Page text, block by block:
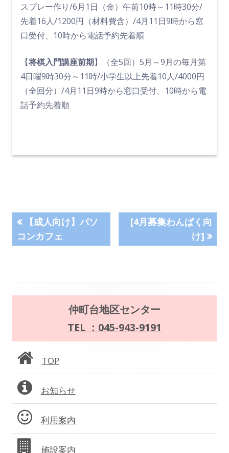
スプレー作り/6月1日（金）午前10時～11時30分/
先着16人/1200円（材料費含）/4月11日9時から窓
口受付、10時から電話予約先着順
【将棋入門講座前期】（全5回）5月～9月の毎月第
4日曜9時30分～11時/小学生以上先着10人/4000円
（全回分）/4月11日9時から窓口受付、10時から電
話予約先着順
投
稿
シ
ョ
ン
前
の
記
【成人向け】パソ
コンカフェ
次
記
[4月募集わんぱく向
け]
ン
サ
イ
ド
バ
仲町台地区センター
TEL ：045-943-9191
TOP
お知らせ
利用案内
施設案内